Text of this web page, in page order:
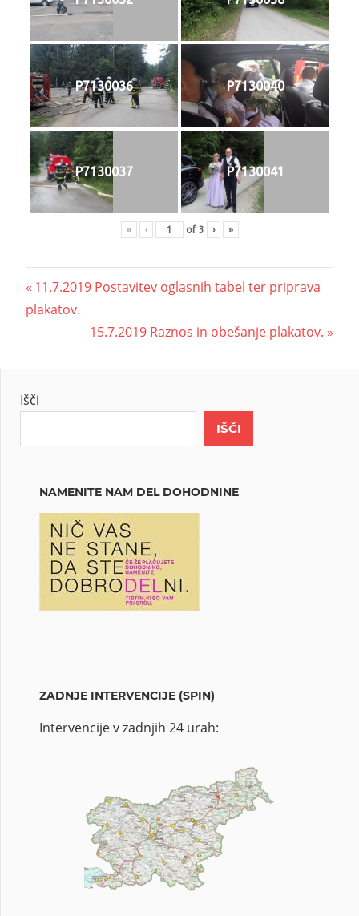
P7130036 P7130040
P7130037 P7130041
« ‹ of 3 › »
11.7.2019 Postavitev oglasnih tabel ter priprava
plakatov.
15.7.2019 Raznos in obešanje plakatov.
Išči
IŠČI
NAMENITE NAM DEL DOHODNINE
ZADNJE INTERVENCIJE (SPIN)
Intervencije v zadnjih 24 urah: